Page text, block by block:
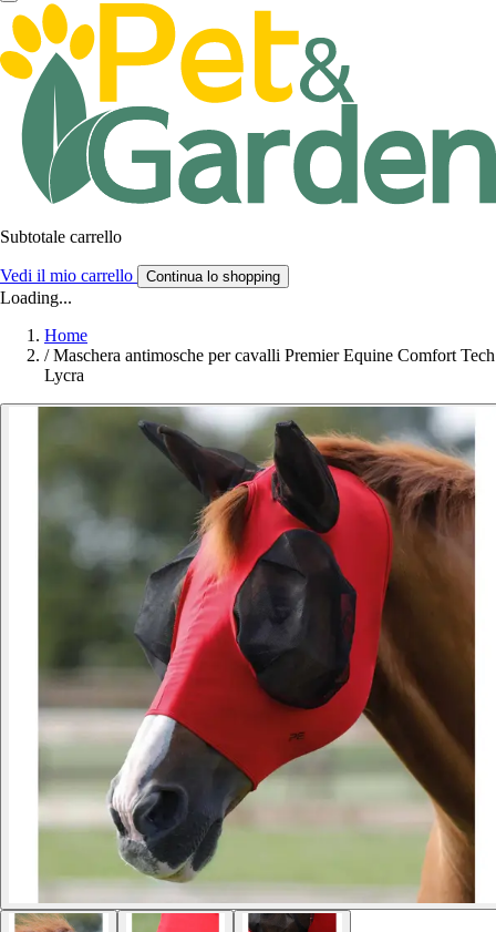
Subtotale carrello
Vedi il mio carrello Continua lo shopping
Loading...
Home
/ Maschera antimosche per cavalli Premier Equine Comfort Tech
Lycra